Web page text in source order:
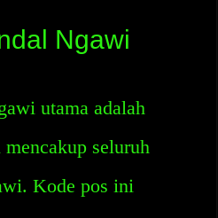
Ngawi
utama adalah
seluruh
Kode pos ini